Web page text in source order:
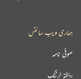
ہماری ویب سائٹس
صوفی نامہ
ریختہ لرننگ